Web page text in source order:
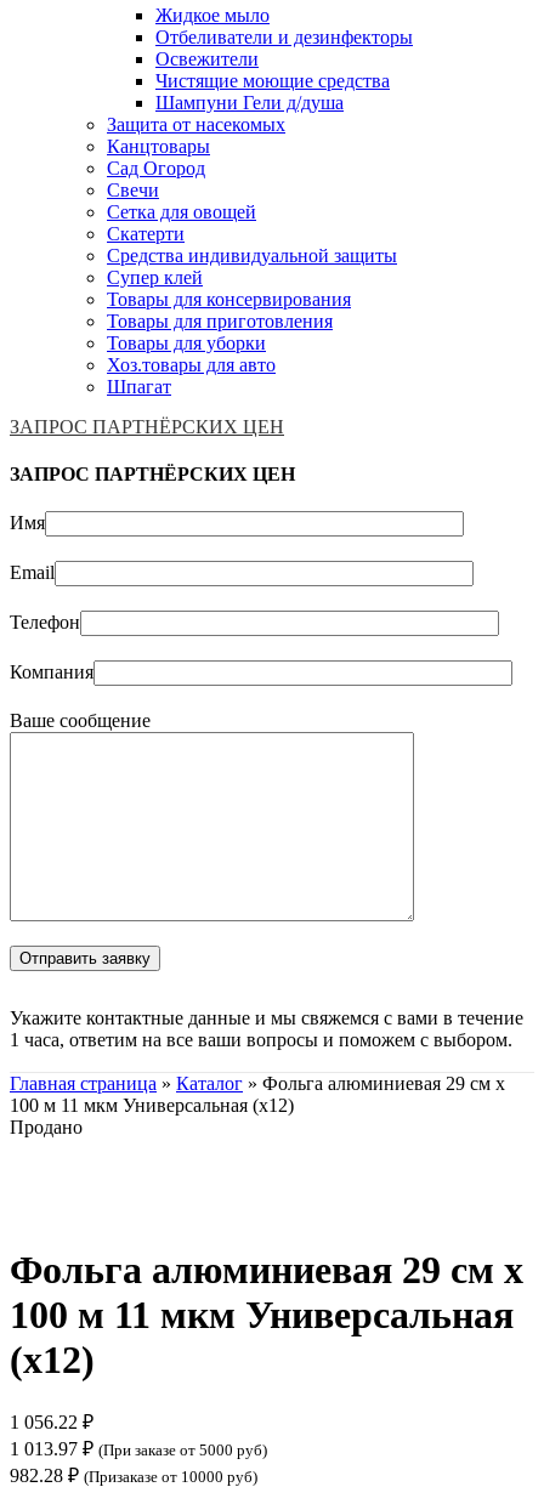
Жидкое мыло
Отбеливатели и дезинфекторы
Освежители
Чистящие моющие средства
Шампуни Гели д/душа
Защита от насекомых
Канцтовары
Сад Огород
Свечи
Сетка для овощей
Скатерти
Средства индивидуальной защиты
Супер клей
Товары для консервирования
Товары для приготовления
Товары для уборки
Хоз.товары для авто
Шпагат
ЗАПРОС ПАРТНЁРСКИХ ЦЕН
ЗАПРОС ПАРТНЁРСКИХ ЦЕН
Имя
Email
Телефон
Компания
Ваше сообщение
Укажите контактные данные и мы свяжемся с вами в течение
1 часа, ответим на все ваши вопросы и поможем с выбором.
Главная страница » Каталог » Фольга алюминиевая 29 см х
100 м 11 мкм Универсальная (х12)
Продано
Фольга алюминиевая 29 см х
100 м 11 мкм Универсальная
(х12)
1 056.22 ₽
1 013.97 ₽ (При заказе от 5000 руб)
982.28 ₽ (Призаказе от 10000 руб)